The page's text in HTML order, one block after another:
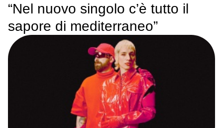
“Nel nuovo singolo c’è tutto il
sapore di mediterraneo”